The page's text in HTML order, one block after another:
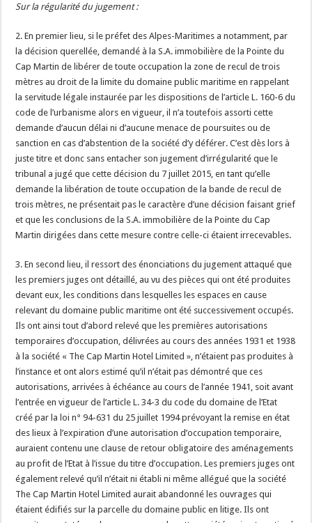
Sur la régularité du jugement :
2. En premier lieu, si le préfet des Alpes-Maritimes a notamment, par
la décision querellée, demandé à la S.A. immobilière de la Pointe du
Cap Martin de libérer de toute occupation la zone de recul de trois
mètres au droit de la limite du domaine public maritime en rappelant
la servitude légale instaurée par les dispositions de l’article L. 160-6 du
code de l’urbanisme alors en vigueur, il n’a toutefois assorti cette
demande d’aucun délai ni d’aucune menace de poursuites ou de
sanction en cas d’abstention de la société d’y déférer. C’est dès lors à
juste titre et donc sans entacher son jugement d’irrégularité que le
tribunal a jugé que cette décision du 7 juillet 2015, en tant qu’elle
demande la libération de toute occupation de la bande de recul de
trois mètres, ne présentait pas le caractère d’une décision faisant grief
et que les conclusions de la S.A. immobilière de la Pointe du Cap
Martin dirigées dans cette mesure contre celle-ci étaient irrecevables.
3. En second lieu, il ressort des énonciations du jugement attaqué que
les premiers juges ont détaillé, au vu des pièces qui ont été produites
devant eux, les conditions dans lesquelles les espaces en cause
relevant du domaine public maritime ont été successivement occupés.
Ils ont ainsi tout d’abord relevé que les premières autorisations
temporaires d’occupation, délivrées au cours des années 1931 et 1938
à la société « The Cap Martin Hotel Limited », n’étaient pas produites à
l’instance et ont alors estimé qu’il n’était pas démontré que ces
autorisations, arrivées à échéance au cours de l’année 1941, soit avant
l’entrée en vigueur de l’article L. 34-3 du code du domaine de l’Etat
créé par la loi n° 94-631 du 25 juillet 1994 prévoyant la remise en état
des lieux à l’expiration d’une autorisation d’occupation temporaire,
auraient contenu une clause de retour obligatoire des aménagements
au profit de l’Etat à l’issue du titre d’occupation. Les premiers juges ont
également relevé qu’il n’était ni établi ni même allégué que la société
The Cap Martin Hotel Limited aurait abandonné les ouvrages qui
étaient édifiés sur la parcelle du domaine public en litige. Ils ont